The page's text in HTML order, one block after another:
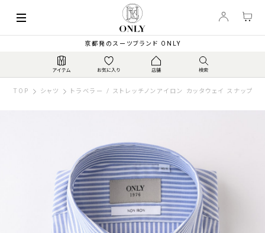
京都発のスーツブランド ONLY
TOP シャツ トラベラー / ストレッチノンアイロン カッタウェイ スナップボ